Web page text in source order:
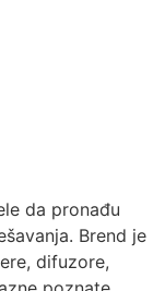
da pronađu
Brend je
difuzore,